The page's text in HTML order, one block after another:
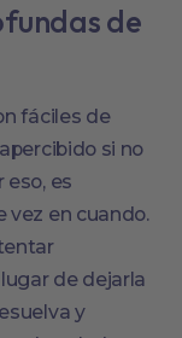
de
fáciles de
si no
eso, es
vez en cuando.
de dejarla
y